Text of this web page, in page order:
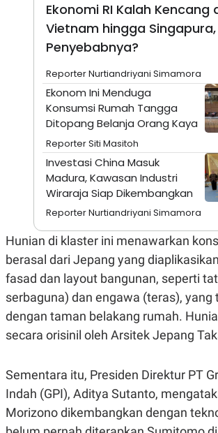
KANAL
P
U
S
T
T
A
I
M
A
E
K
O
N
L
I
P
Ekonomi RI Kalah Kencang
Vietnam hingga
Penyebabnya?
Reporter Nurtiandriyani Simamora
Ekonom Ini Menduga
Konsumsi Rumah Tangga
Ditopang Belanja Orang Kaya
Reporter Siti Masitoh
Investasi China Masuk
Madura, Kawasan Industri
Wiraraja Siap Dikembangkan
Reporter Nurtiandriyani Simamora
Hunian di klaster ini menawarkan
berasal dari Jepang yang
fasad dan layout bangunan, seperti
serbaguna) dan engawa (teras), yang
dengan taman belakang rumah.
secara orisinil oleh Arsitek Jepang
Sementara itu, Presiden Direktur PT
Indah (GPI), Aditya Sutanto,
Morizono dikembangkan dengan